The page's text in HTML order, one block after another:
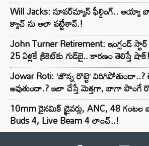
Will Jacks: సూపర్‌మ్యాన్ ఫీల్డింగ్..
క్యాచ్ ను అలా పట్టేశావ్.!
John Turner Retirement: ఇంగ్లండ్
25 ఏళ్లకే క్రికెట్‌కు గుడ్‌బై.. కారణం తెలిస్తే షాక్!
Jowar Roti: ‘జొన్న రొట్టె’
అవుతుందా.? ఇలా చేస్తే మెత్తగా, బాగా పొంగే
10mm డైనమిక్ డ్రైవర్లు, ANC, 48
Buds 4, Live Beam 4 లాంచ్..!